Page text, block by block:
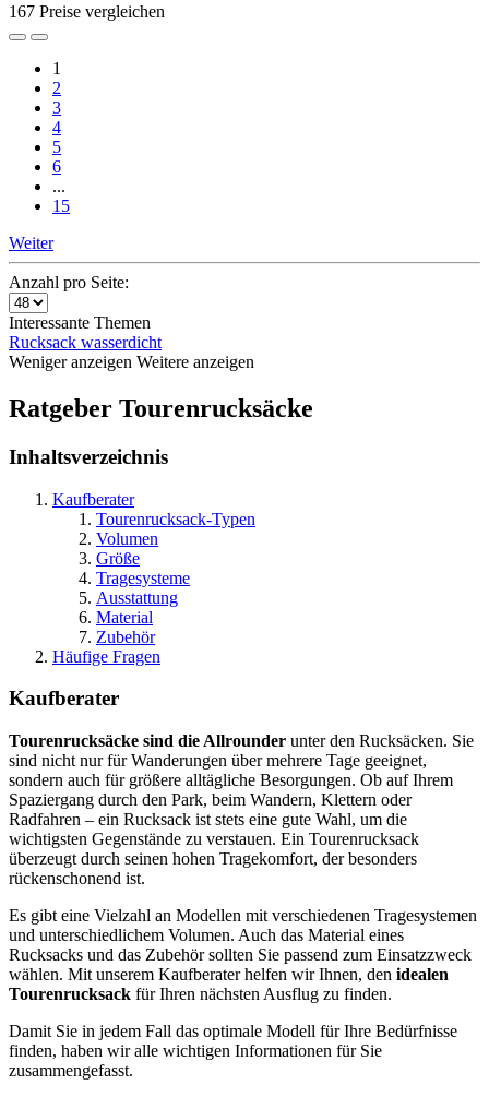
167 Preise vergleichen
1
2
3
4
5
6
...
15
Weiter
Anzahl pro Seite:
Interessante Themen
Rucksack wasserdicht
Weniger anzeigen Weitere anzeigen
Ratgeber Tourenrucksäcke
Inhaltsverzeichnis
Kaufberater
Tourenrucksack-Typen
Volumen
Größe
Tragesysteme
Ausstattung
Material
Zubehör
Häufige Fragen
Kaufberater
Tourenrucksäcke sind die Allrounder unter den Rucksäcken. Sie
sind nicht nur für Wanderungen über mehrere Tage geeignet,
sondern auch für größere alltägliche Besorgungen. Ob auf Ihrem
Spaziergang durch den Park, beim Wandern, Klettern oder
Radfahren – ein Rucksack ist stets eine gute Wahl, um die
wichtigsten Gegenstände zu verstauen. Ein Tourenrucksack
überzeugt durch seinen hohen Tragekomfort, der besonders
rückenschonend ist.
Es gibt eine Vielzahl an Modellen mit verschiedenen Tragesystemen
und unterschiedlichem Volumen. Auch das Material eines
Rucksacks und das Zubehör sollten Sie passend zum Einsatzzweck
wählen. Mit unserem Kaufberater helfen wir Ihnen, den idealen
Tourenrucksack für Ihren nächsten Ausflug zu finden.
Damit Sie in jedem Fall das optimale Modell für Ihre Bedürfnisse
finden, haben wir alle wichtigen Informationen für Sie
zusammengefasst.